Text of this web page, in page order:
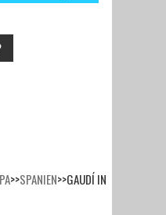
>>SPANIEN>>GAUDÍ IN